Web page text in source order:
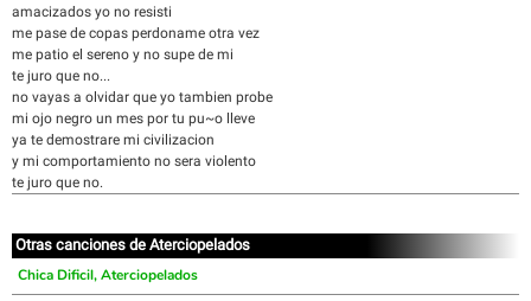
amacizados yo no resisti
me pase de copas perdoname otra vez
me patio el sereno y no supe de mi
te juro que no...
no vayas a olvidar que yo tambien probe
mi ojo negro un mes por tu pu~o lleve
ya te demostrare mi civilizacion
y mi comportamiento no sera violento
te juro que no.
Otras canciones de Aterciopelados
Chica Dificil, Aterciopelados